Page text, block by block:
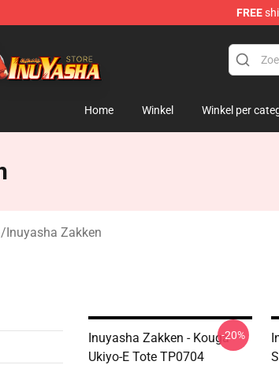
FREE
Merchandise Shop
Home Winkel Winkel per
/Inuyasha Zakken
Inuyasha Zakken - Kouga
Ukiyo-E Tote TP0704
-20%